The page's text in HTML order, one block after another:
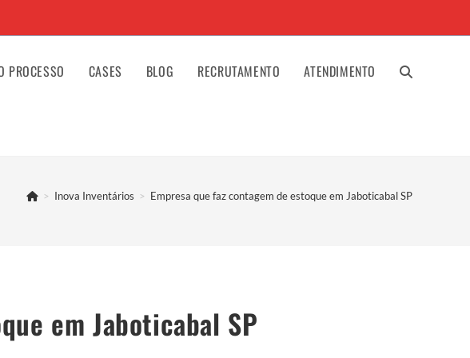
PROCESSO CASES BLOG RECRUTAMENTO ATENDIMENTO ALTERNAR
> Inova Inventários > Empresa que faz contagem de estoque em Jaboticabal SP
em Jaboticabal SP